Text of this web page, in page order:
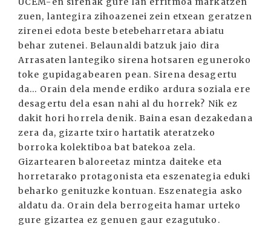
zuen, lantegira zihoazenei zein etxean geratzen
zirenei edota beste betebeharretara abiatu
behar zutenei. Belaunaldi batzuk jaio dira
Arrasaten lantegiko sirena hotsaren eguneroko
toke gupidagabearen pean. Sirena desagertu
da... Orain dela mende erdiko ardura soziala ere
desagertu dela esan nahi al du horrek? Nik ez
dakit hori horrela denik. Baina esan dezakedana
zera da, gizarte txiro hartatik ateratzeko
borroka kolektiboa bat batekoa zela.
Gizartearen baloreetaz mintza daiteke eta
horretarako protagonista eta eszenategia eduki
beharko genituzke kontuan. Eszenategia asko
aldatu da. Orain dela berrogeita hamar urteko
gure gizartea ez genuen gaur ezagutuko.